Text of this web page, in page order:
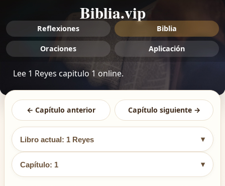
Biblia.vip
Reflexiones Biblia
Oraciones Aplicación
Lee 1 Reyes capitulo 1 online.
← Capítulo anterior Capítulo siguiente →
Libro actual: 1 Reyes ▾
Capítulo: 1 ▾